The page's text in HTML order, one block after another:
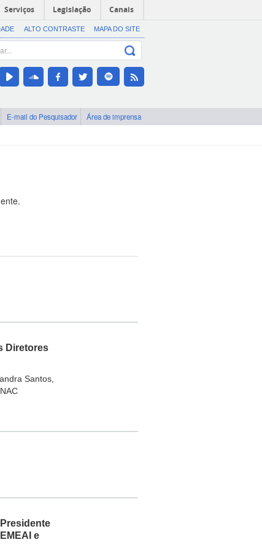
Serviços Legislação Canais
ALTO CONTRASTE MAPA DO SITE
E-mail do Pesquisador Área de imprensa
Diretores
Santos,
e